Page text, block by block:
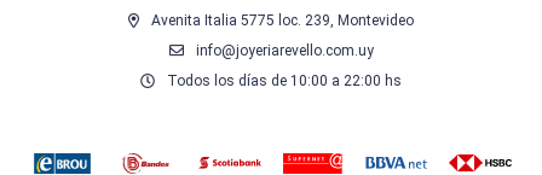
Avenita Italia 5775 loc. 239, Montevideo
info@joyeriarevello.com.uy
Todos los días de 10:00 a 22:00 hs